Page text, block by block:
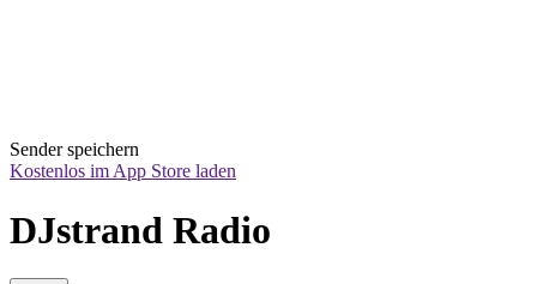
Sender speichern
Kostenlos im App Store laden
DJstrand Radio